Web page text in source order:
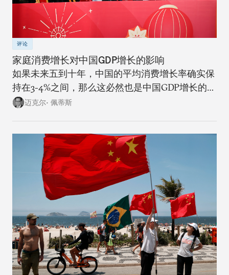
评论
家庭消费增长对中国GDP增长的影响
如果未来五到十年，中国的平均消费增长率确实保
持在3-4%之间，那么这必然也是中国GDP增长的上
限。迈克尔• 佩蒂斯